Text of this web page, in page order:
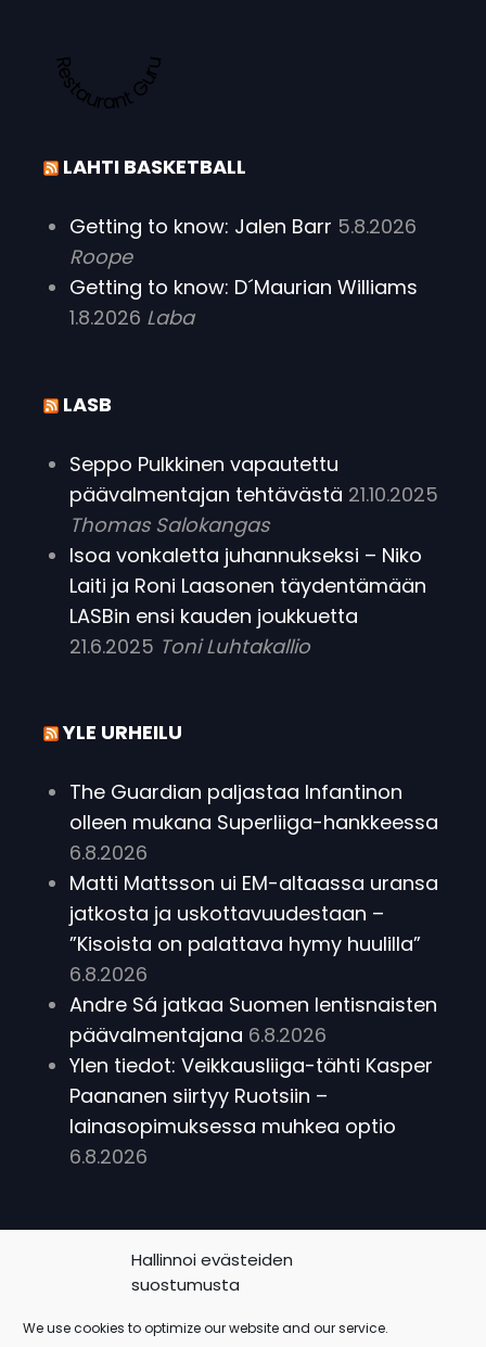
Hallinnoi evästeiden
suostumusta
We use cookies to optimize our website and our service.
Restaurant Guru
LAHTI BASKETBALL
Getting to know: Jalen Barr 5.8.2026
Roope
Getting to know: D´Maurian Williams
1.8.2026 Laba
LASB
Seppo Pulkkinen vapautettu
päävalmentajan tehtävästä 21.10.2025
Thomas Salokangas
Isoa vonkaletta juhannukseksi – Niko
Laiti ja Roni Laasonen täydentämään
LASBin ensi kauden joukkuetta
21.6.2025 Toni Luhtakallio
YLE URHEILU
The Guardian paljastaa Infantinon
olleen mukana Superliiga-hankkeessa
6.8.2026
Matti Mattsson ui EM-altaassa uransa
jatkosta ja uskottavuudestaan –
”Kisoista on palattava hymy huulilla”
6.8.2026
Andre Sá jatkaa Suomen lentisnaisten
päävalmentajana 6.8.2026
Ylen tiedot: Veikkausliiga-tähti Kasper
Paananen siirtyy Ruotsiin –
lainasopimuksessa muhkea optio
6.8.2026